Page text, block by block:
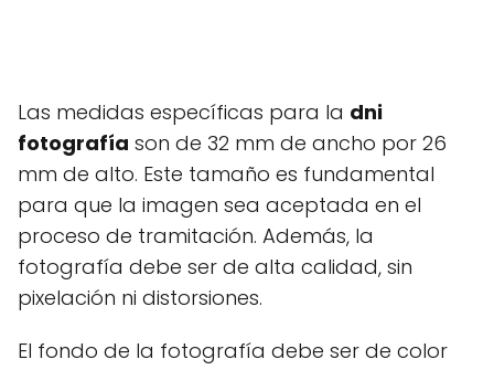
Las medidas específicas para la dni
fotografía son de 32 mm de ancho por 26
mm de alto. Este tamaño es fundamental
para que la imagen sea aceptada en el
proceso de tramitación. Además, la
fotografía debe ser de alta calidad, sin
pixelación ni distorsiones.
El fondo de la fotografía debe ser de color